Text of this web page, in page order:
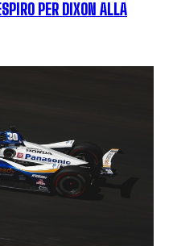
PER DIXON ALLA